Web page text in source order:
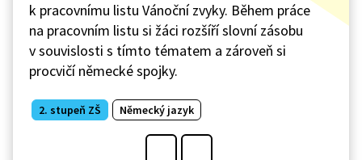
k pracovnímu listu Vánoční zvyky. Během práce
na pracovním listu si žáci rozšíří slovní zásobu
v souvislosti s tímto tématem a zároveň si
procvičí německé spojky.
2. stupeň ZŠ Německý jazyk